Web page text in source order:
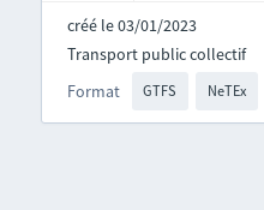
créé le 03/01/2023
Format GTFS NeTEx
Transport public collectif